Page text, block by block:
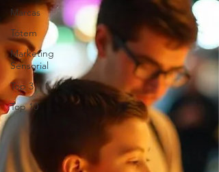
Marcas
Tótem
Marketing
Sensorial
Top 3
Top 10